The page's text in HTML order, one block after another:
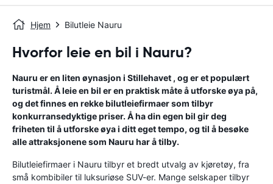
Hjem Bilutleie Nauru
Hvorfor leie en bil i Nauru?
Nauru er en liten øynasjon i Stillehavet , og er et populært
turistmål. Å leie en bil er en praktisk måte å utforske øya på,
og det finnes en rekke bilutleiefirmaer som tilbyr
konkurransedyktige priser. Å ha din egen bil gir deg
friheten til å utforske øya i ditt eget tempo, og til å besøke
alle attraksjonene som Nauru har å tilby.
Bilutleiefirmaer i Nauru tilbyr et bredt utvalg av kjøretøy, fra
små kombibiler til luksuriøse SUV-er. Mange selskaper tilbyr